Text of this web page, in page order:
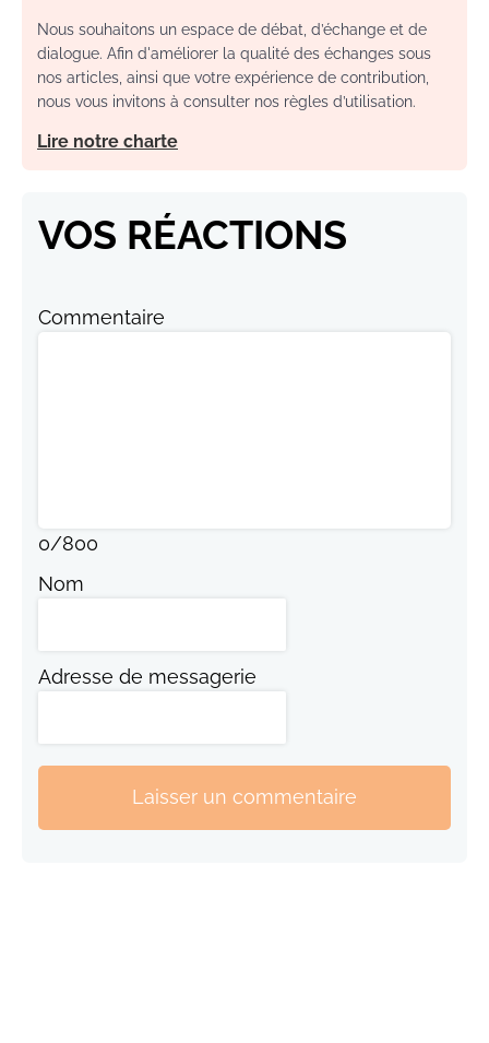
Nous souhaitons un espace de débat, d’échange et de
dialogue. Afin d'améliorer la qualité des échanges sous
nos articles, ainsi que votre expérience de contribution,
nous vous invitons à consulter nos règles d’utilisation.
Lire notre charte
VOS RÉACTIONS
Commentaire
0/800
Nom
Adresse de messagerie
Laisser un commentaire